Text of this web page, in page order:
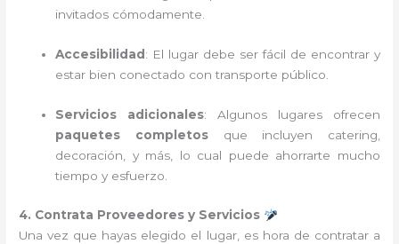
invitados cómodamente.
Accesibilidad : El lugar debe ser fácil de encontrar y
estar bien conectado con transporte público.
Servicios adicionales: Algunos lugares ofrecen
paquetes completosque incluyen catering,
decoración, y más, lo cual puede ahorrarte mucho
tiempo y esfuerzo.
4. Contrata Proveedores y Servicios
Una vez que hayas elegido el lugar, es hora de contratar a